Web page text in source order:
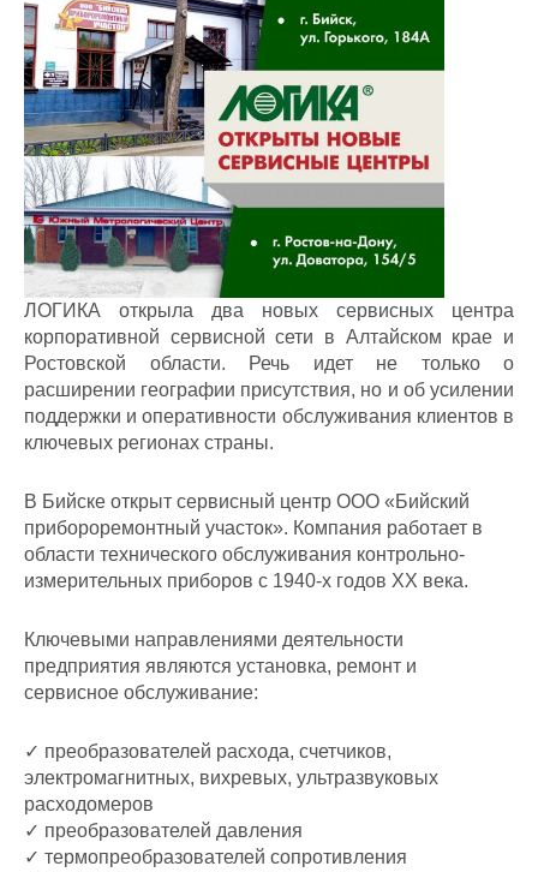
ЛОГИКА открыла два новых сервисных центра
корпоративной сервисной сети в Алтайском крае и
Ростовской области. Речь идет не только о
расширении географии присутствия, но и об усилении
поддержки и оперативности обслуживания клиентов в
ключевых регионах страны.
В Бийске открыт сервисный центр ООО «Бийский
прибороремонтный участок». Компания работает в
области технического обслуживания контрольно-
измерительных приборов с 1940-х годов XX века.
Ключевыми направлениями деятельности
предприятия являются установка, ремонт и
сервисное обслуживание:
✓ преобразователей расхода, счетчиков,
электромагнитных, вихревых, ультразвуковых
расходомеров
✓ преобразователей давления
✓ термопреобразователей сопротивления